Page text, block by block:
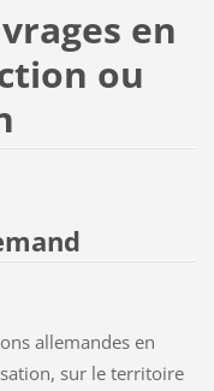
en
ou
allemandes en
sur le territoire